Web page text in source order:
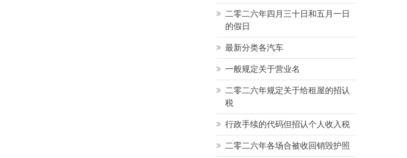
二零二六年四月三十日和五月一日
的假日
最新分类各汽车
一般规定关于营业名
二零二六年规定关于给租屋的招认
税
行政手续的代码但招认个人收入税
二零二六年各场合被收回销毁护照